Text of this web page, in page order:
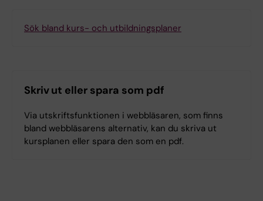
Sök bland kurs- och utbildningsplaner
Skriv ut eller spara som pdf
Via utskriftsfunktionen i webbläsaren, som finns
bland webbläsarens alternativ, kan du skriva ut
kursplanen eller spara den som en pdf.